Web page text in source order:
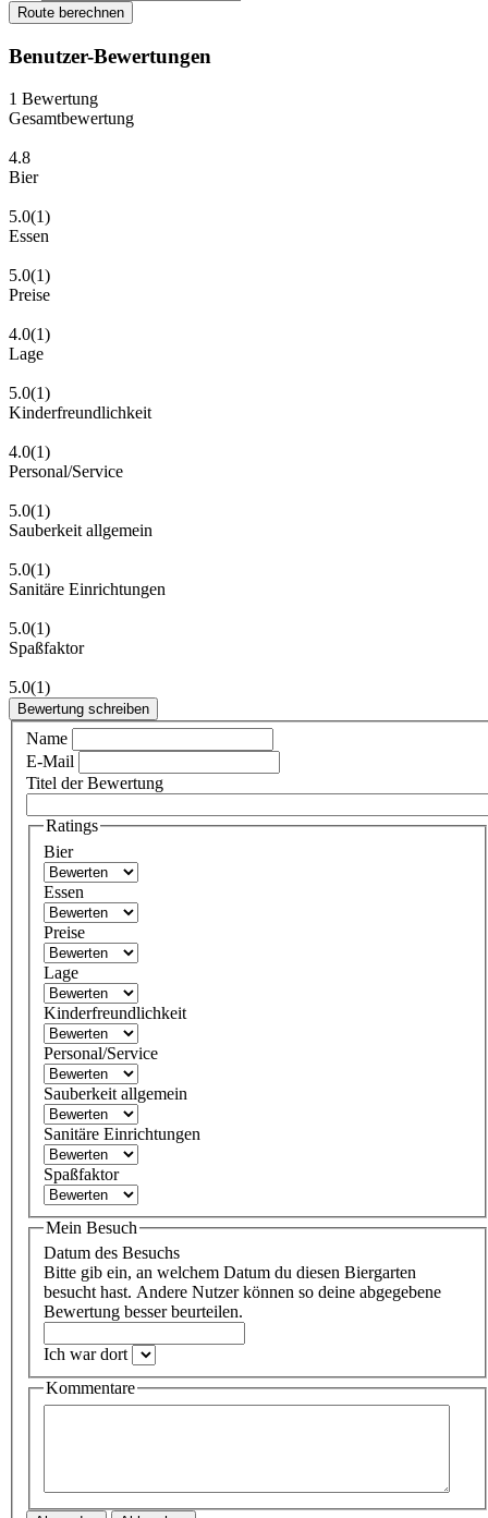
Route berechnen
Benutzer-Bewertungen
1 Bewertung
Gesamtbewertung
4.8
Bier
5.0(1)
Essen
5.0(1)
Preise
4.0(1)
Lage
5.0(1)
Kinderfreundlichkeit
4.0(1)
Personal/Service
5.0(1)
Sauberkeit allgemein
5.0(1)
Sanitäre Einrichtungen
5.0(1)
Spaßfaktor
5.0(1)
Bewertung schreiben
Name
E-Mail
Titel der Bewertung
Ratings
Bier
Essen
Preise
Lage
Kinderfreundlichkeit
Personal/Service
Sauberkeit allgemein
Sanitäre Einrichtungen
Spaßfaktor
Mein Besuch
Datum des Besuchs
Bitte gib ein, an welchem Datum du diesen Biergarten
besucht hast. Andere Nutzer können so deine abgegebene
Bewertung besser beurteilen.
Ich war dort
Kommentare